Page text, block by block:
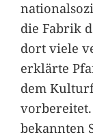
die Fabrik
dort viele
erklärte
dem
bekannten